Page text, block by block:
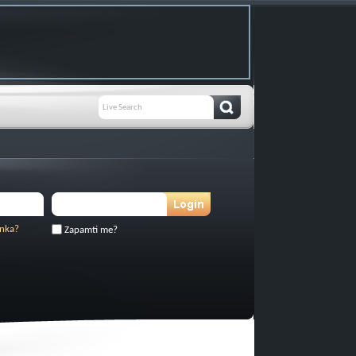
Zapamti me?